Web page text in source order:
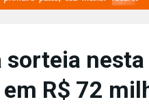
sorteia
R$ 72